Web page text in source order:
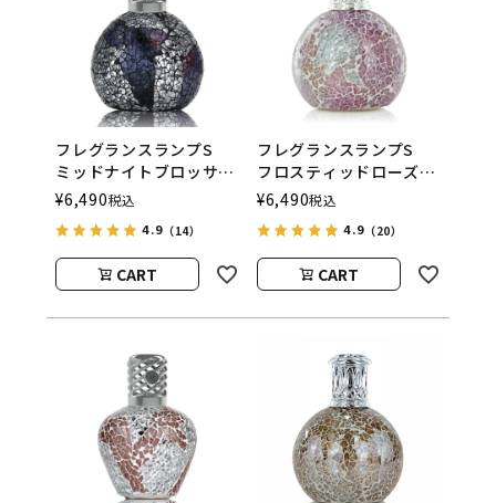
フレグランスランプS
ミッドナイトブロッサ
ム
ASHLEIGH&BURWOOD
（アシュレイアンドバー
ウッド）
¥6,490税込
4.9 （14）
CART
フレグランスランプS
フロスティッドローズ
ASHLEIGH&BURWOOD
（アシュレイアンドバー
ウッド）
¥6,490税込
4.9（20）
CART